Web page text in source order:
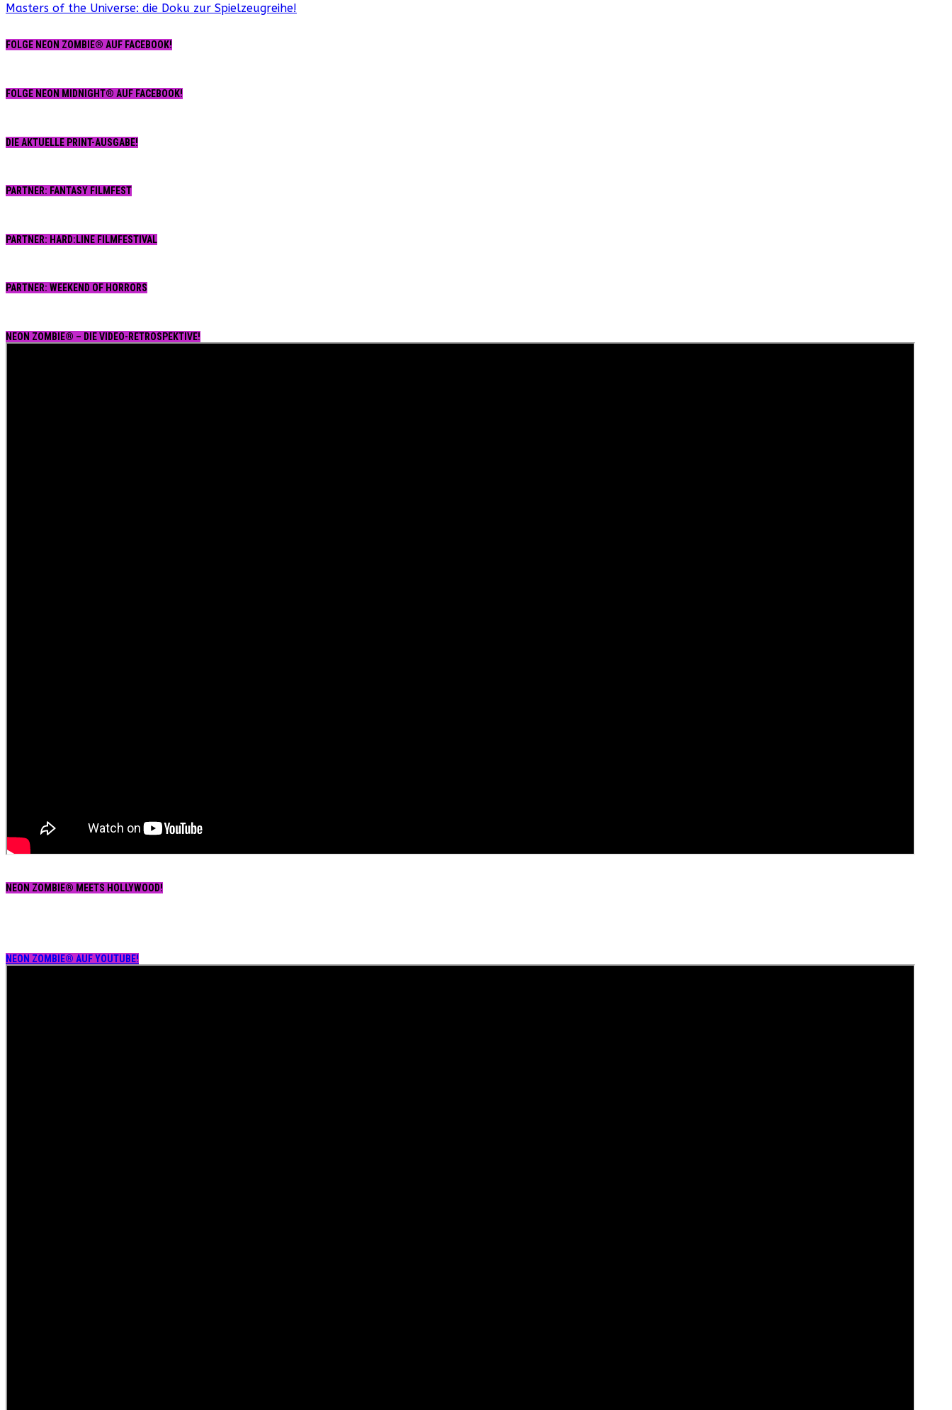
Masters of the Universe: die Doku zur Spielzeugreihe!
FOLGE NEON ZOMBIE® AUF FACEBOOK!
FOLGE NEON MIDNIGHT® AUF FACEBOOK!
DIE AKTUELLE PRINT-AUSGABE!
PARTNER: FANTASY FILMFEST
PARTNER: HARD:LINE FILMFESTIVAL
PARTNER: WEEKEND OF HORRORS
NEON ZOMBIE® – DIE VIDEO-RETROSPEKTIVE!
NEON ZOMBIE® MEETS HOLLYWOOD!
NEON ZOMBIE® AUF YOUTUBE!